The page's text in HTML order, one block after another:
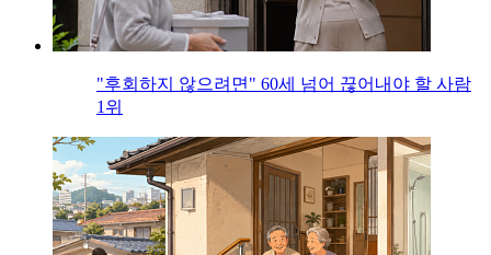
"후회하지 않으려면" 60세 넘어 끊어내야 할 사람
1위